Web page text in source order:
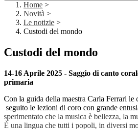
Home >
Novità >
Le notizie >
Custodi del mondo
Custodi del mondo
14-16 Aprile 2025 - Saggio di canto
primaria
Con la guida della maestra Carla Ferrari le
seguito le lezioni di coro con grande
sperimentato che la musica è bellezza, la
È una lingua che tutti i popoli, in diversi